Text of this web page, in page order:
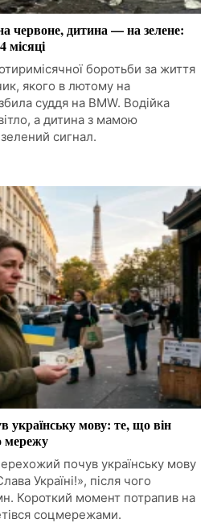
червоне, дитина — на зелене:
місяці
боротьби за життя
якого в лютому на
суддя на BMW. Водійка
а дитина з мамою
сигнал.
українську мову: те, що він
мережу
почув українську мову
Україні!», після чого
Короткий момент потрапив на
соцмережами.